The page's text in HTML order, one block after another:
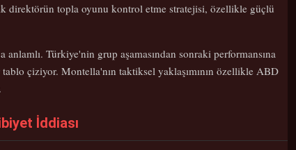
direktörün topla oyunu kontrol etme stratejisi, özellikle güçlü
Türkiye'nin grup aşamasından sonraki performansına
çiziyor. Montella'nın taktiksel yaklaşımının özellikle ABD
İddiası